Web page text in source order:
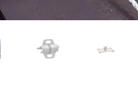
Balaustre in acciaio e